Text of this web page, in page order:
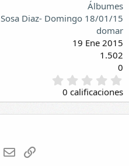
Álbumes
Sosa Diaz- Domingo 18/01/15
domar
19 Ene 2015
1.502
0
,
0
0
0 calificaciones
WhatsApp
E-mail